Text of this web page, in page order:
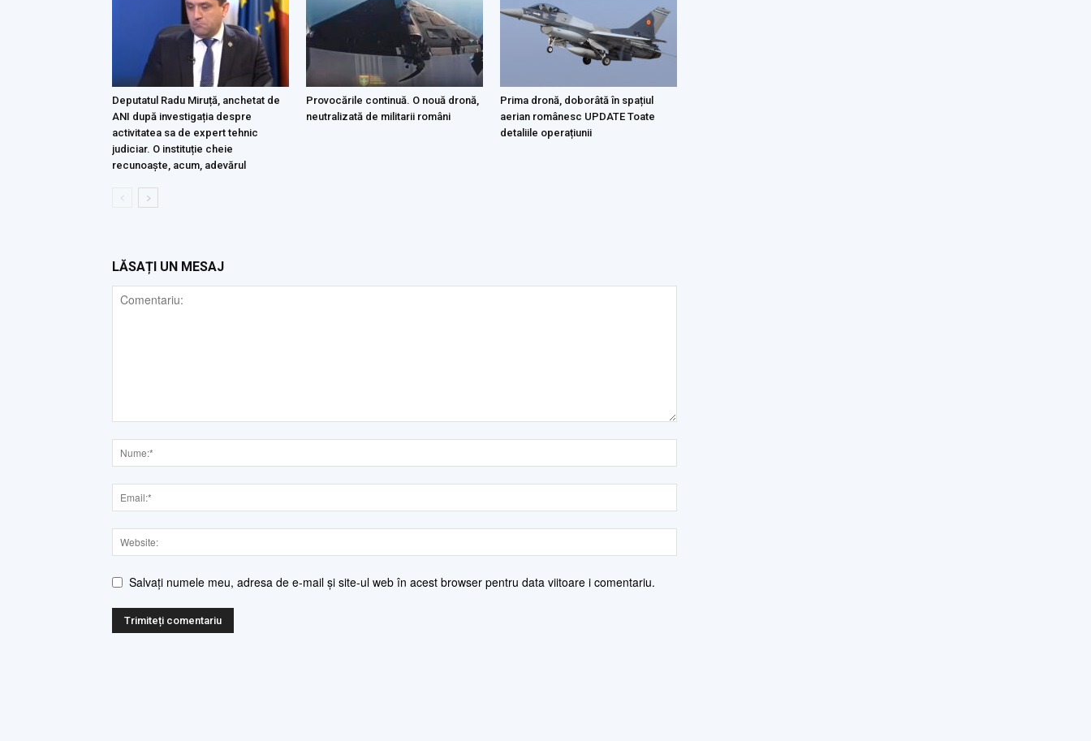
Deputatul Radu Miruță, anchetat de
ANI după investigația despre
activitatea sa de expert tehnic
judiciar. O instituție cheie
recunoaște, acum, adevărul
Provocările continuă. O nouă dronă,
neutralizată de militarii români
Prima dronă, doborâtă în spațiul
aerian românesc UPDATE Toate
detaliile operațiunii
LĂSAȚI UN MESAJ
Salvați numele meu, adresa de e-mail și site-ul web în acest browser pentru data viitoare i comentariu.